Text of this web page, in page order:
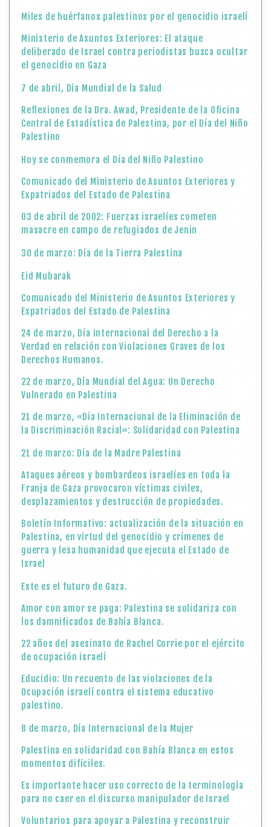
Miles de huérfanos palestinos por el genocidio israelí
Ministerio de Asuntos Exteriores: El ataque
deliberado de Israel contra periodistas busca ocultar
el genocidio en Gaza
7 de abril, Día Mundial de la Salud
Reflexiones de la Dra. Awad, Presidente de la Oficina
Central de Estadística de Palestina, por el Día del Niño
Palestino
Hoy se conmemora el Día del Niño Palestino
Comunicado del Ministerio de Asuntos Exteriores y
Expatriados del Estado de Palestina
03 de abril de 2002: Fuerzas israelíes cometen
masacre en campo de refugiados de Jenin
30 de marzo: Día de la Tierra Palestina
Eid Mubarak
Comunicado del Ministerio de Asuntos Exteriores y
Expatriados del Estado de Palestina
24 de marzo, Día Internacional del Derecho a la
Verdad en relación con Violaciones Graves de los
Derechos Humanos.
22 de marzo, Día Mundial del Agua: Un Derecho
Vulnerado en Palestina
21 de marzo, «Día Internacional de la Eliminación de
la Discriminación Racial»: Solidaridad con Palestina
21 de marzo: Día de la Madre Palestina
Ataques aéreos y bombardeos israelíes en toda la
Franja de Gaza provocaron víctimas civiles,
desplazamientos y destrucción de propiedades.
Boletín Informativo: actualización de la situación en
Palestina, en virtud del genocidio y crímenes de
guerra y lesa humanidad que ejecuta el Estado de
Israel
Este es el futuro de Gaza.
Amor con amor se paga: Palestina se solidariza con
los damnificados de Bahía Blanca.
22 años del asesinato de Rachel Corrie por el ejército
de ocupación israelí
Educidio: Un recuento de las violaciones de la
Ocupación israelí contra el sistema educativo
palestino.
8 de marzo, Día Internacional de la Mujer
Palestina en solidaridad con Bahía Blanca en estos
momentos difíciles.
Es importante hacer uso correcto de la terminología
para no caer en el discurso manipulador de Israel
Voluntarios para apoyar a Palestina y reconstruir